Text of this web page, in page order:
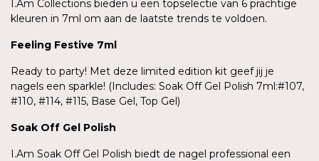
I.Am Collections bieden u een topselectie van 6 prachtige
kleuren in 7ml om aan de laatste trends te voldoen.
Feeling Festive 7ml
Ready to party! Met deze limited edition kit geef jij je
nagels een sparkle! (Includes: Soak Off Gel Polish 7ml:#107,
#110, #114, #115, Base Gel, Top Gel)
Soak Off Gel Polish
I.Am Soak Off Gel Polish biedt de nagel professional een